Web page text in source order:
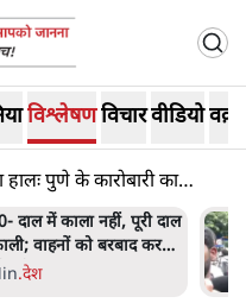
विश्लेषणविचारवीडियो
पुणे के कारोबारी का
और मोदी ‘गॉडफादर’ भागवत
Z पर सलाह मानेंः
दिपके
.देश